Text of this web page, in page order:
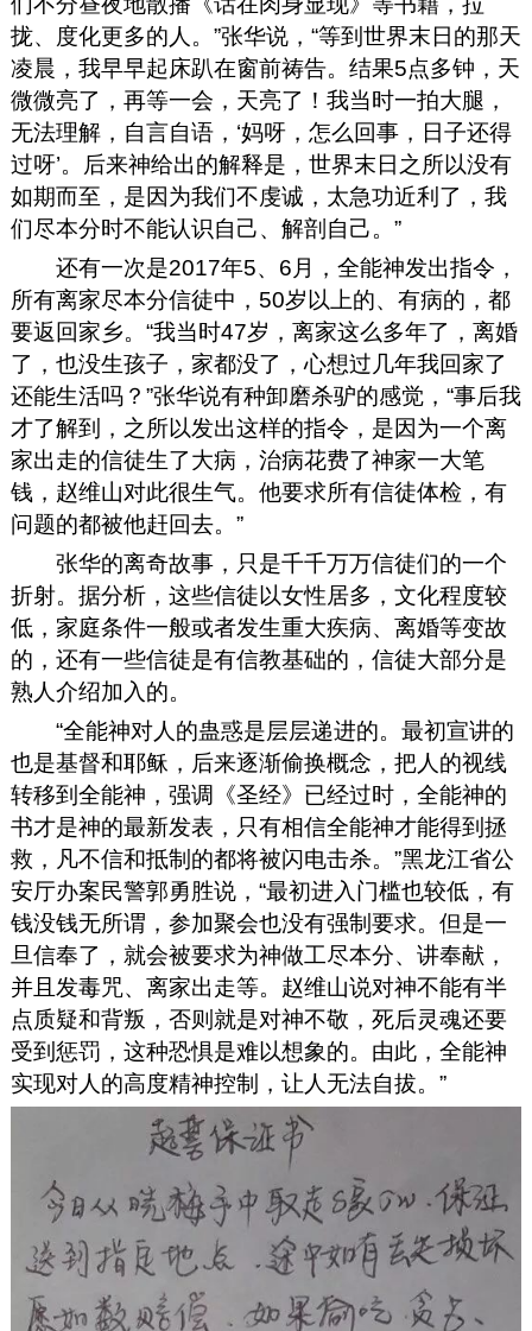
拢、度化更多的人。”张华说，“等到世界末日的那天
凌晨，我早早起床趴在窗前祷告。结果5点多钟，天
微微亮了，再等一会，天亮了！我当时一拍大腿，
无法理解，自言自语，‘妈呀，怎么回事，日子还得
过呀’。后来神给出的解释是，世界末日之所以没有
如期而至，是因为我们不虔诚，太急功近利了，我
们尽本分时不能认识自己、解剖自己。”
还有一次是2017年5、6月，全能神发出指令，
所有离家尽本分信徒中，50岁以上的、有病的，都
要返回家乡。“我当时47岁，离家这么多年了，离婚
了，也没生孩子，家都没了，心想过几年我回家了
还能生活吗？”张华说有种卸磨杀驴的感觉，“事后我
才了解到，之所以发出这样的指令，是因为一个离
家出走的信徒生了大病，治病花费了神家一大笔
钱，赵维山对此很生气。他要求所有信徒体检，有
问题的都被他赶回去。”
张华的离奇故事，只是千千万万信徒们的一个
折射。据分析，这些信徒以女性居多，文化程度较
低，家庭条件一般或者发生重大疾病、离婚等变故
的，还有一些信徒是有信教基础的，信徒大部分是
熟人介绍加入的。
“全能神对人的蛊惑是层层递进的。最初宣讲的
也是基督和耶稣，后来逐渐偷换概念，把人的视线
转移到全能神，强调《圣经》已经过时，全能神的
书才是神的最新发表，只有相信全能神才能得到拯
救，凡不信和抵制的都将被闪电击杀。”黑龙江省公
安厅办案民警郭勇胜说，“最初进入门槛也较低，有
钱没钱无所谓，参加聚会也没有强制要求。但是一
旦信奉了，就会被要求为神做工尽本分、讲奉献，
并且发毒咒、离家出走等。赵维山说对神不能有半
点质疑和背叛，否则就是对神不敬，死后灵魂还要
受到惩罚，这种恐惧是难以想象的。由此，全能神
实现对人的高度精神控制，让人无法自拔。”